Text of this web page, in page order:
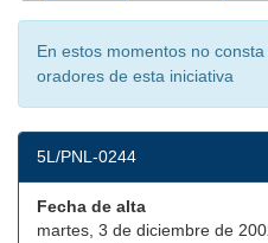
En estos momentos no
oradores de esta iniciativa
5L/PNL-0244
Fecha de alta
martes, 3 de diciembre de